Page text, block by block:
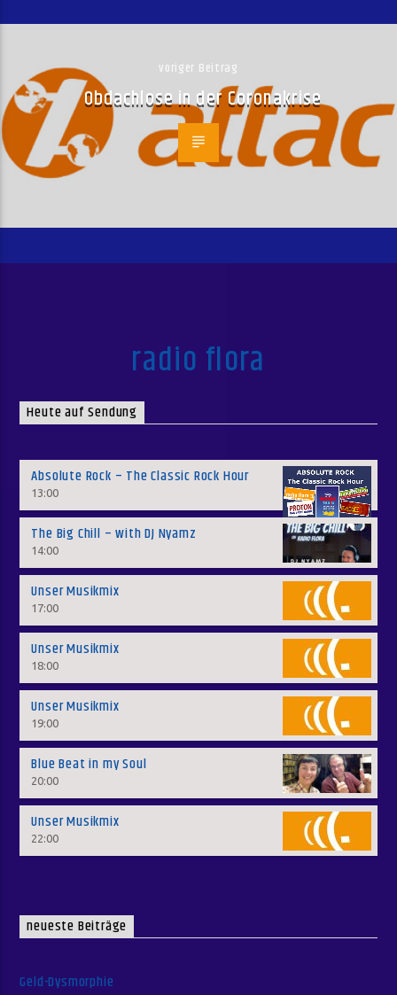
voriger Beitrag
Obdachlose in der Coronakrise
radio flora
Heute auf Sendung
Absolute Rock – The Classic Rock Hour
13:00
The Big Chill – with DJ Nyamz
14:00
Unser Musikmix
17:00
Unser Musikmix
18:00
Unser Musikmix
19:00
Blue Beat in my Soul
20:00
Unser Musikmix
22:00
neueste Beiträge
Geld-Dysmorphie